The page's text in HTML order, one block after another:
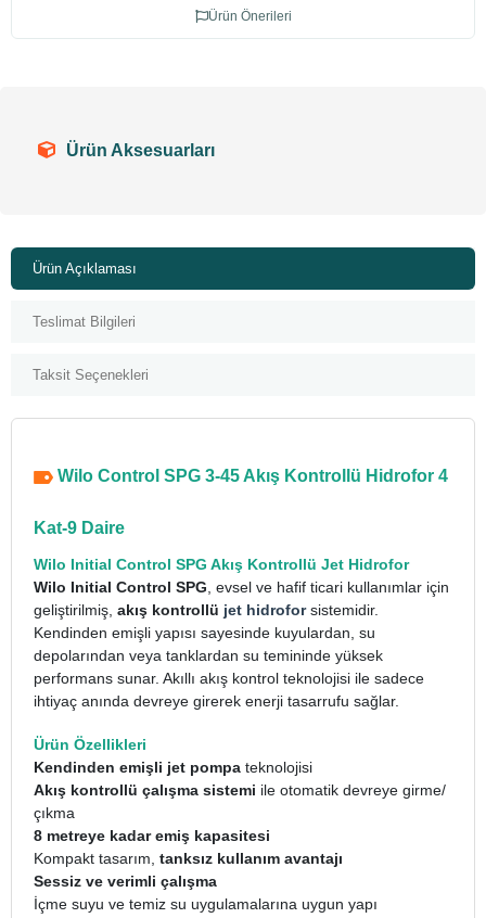
Ürün Önerileri
Ürün Aksesuarları
Ürün Açıklaması
Teslimat Bilgileri
Taksit Seçenekleri
Wilo Control SPG 3-45 Akış Kontrollü Hidrofor 4
Kat-9 Daire
Wilo Initial Control SPG Akış Kontrollü Jet Hidrofor
Wilo Initial Control SPG , evsel ve hafif ticari kullanımlar için
geliştirilmiş, akış kontrollü jet hidroforsistemidir.
Kendinden emişli yapısı sayesinde kuyulardan, su
depolarından veya tanklardan su temininde yüksek
performans sunar. Akıllı akış kontrol teknolojisi ile sadece
ihtiyaç anında devreye girerek enerji tasarrufu sağlar.
Ürün Özellikleri
Kendinden emişli jet pompa teknolojisi
Akış kontrollü çalışma sistemi ile otomatik devreye girme/
çıkma
8 metreye kadar emiş kapasitesi
Kompakt tasarım, tanksız kullanım avantajı
Sessiz ve verimli çalışma
İçme suyu ve temiz su uygulamalarına uygun yapı